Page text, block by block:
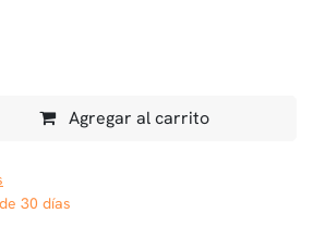
Agregar al carrito
30 días